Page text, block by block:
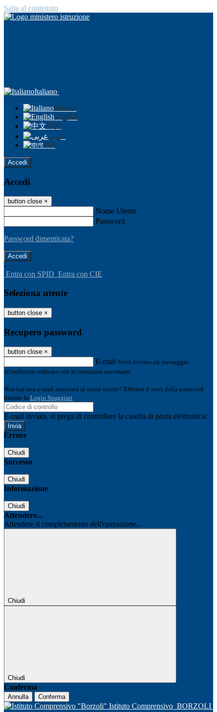
Salta al contenuto
Italiano
Italiano
English
中文
عربى
বাংলা
Accedi
Accedi
button close ×
Nome Utente
Password
Password dimenticata?
-
Entra con SPID Entra con CIE
Seleziona utente
button close ×
Recupero password
button close ×
E-mail Verrà inviato un messaggio
all'indirizzo indicato con le istruzioni necessarie.
Non hai una e-mail associata al nome utente? Effettua il reset della password
tramite la Login Spaggiari
E-mail inviata, si prega di controllare la casella di posta elettronica!
Errore
Chiudi
Successo
Chiudi
Informazione
Chiudi
Attendere...
Attendere il completamento dell'operazione...
Chiudi
Chiudi
Conferma
Annulla Conferma
Istituto Comprensivo BORZOLI